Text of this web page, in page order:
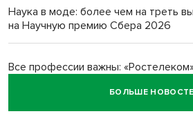
Обновлённое отделение ВТБ
Наука в моде: более чем на треть
на Научную премию Сбера 2026
Все профессии важны:
БОЛЬШЕ